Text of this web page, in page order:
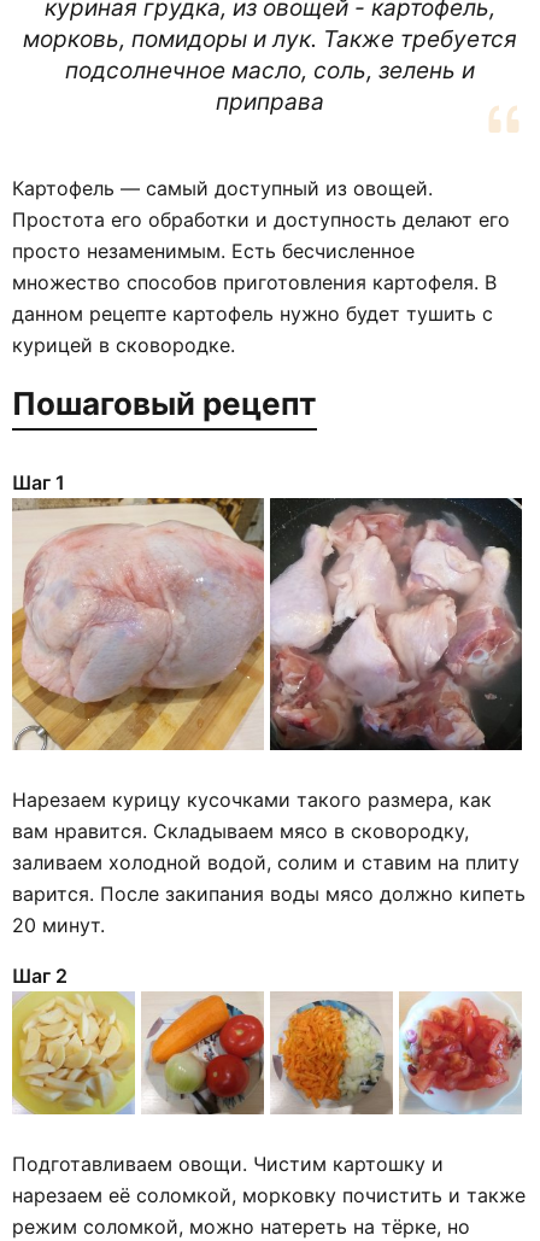
куриная грудка, из овощей - картофель,
морковь, помидоры и лук. Также требуется
подсолнечное масло, соль, зелень и
приправа
Картофель — самый доступный из овощей.
Простота его обработки и доступность делают его
просто незаменимым. Есть бесчисленное
множество способов приготовления картофеля. В
данном рецепте картофель нужно будет тушить с
курицей в сковородке.
Пошаговый рецепт
Шаг 1
Нарезаем курицу кусочками такого размера, как
вам нравится. Складываем мясо в сковородку,
заливаем холодной водой, солим и ставим на плиту
варится. После закипания воды мясо должно кипеть
20 минут.
Шаг 2
Подготавливаем овощи. Чистим картошку и
нарезаем её соломкой, морковку почистить и также
режим соломкой, можно натереть на тёрке, но